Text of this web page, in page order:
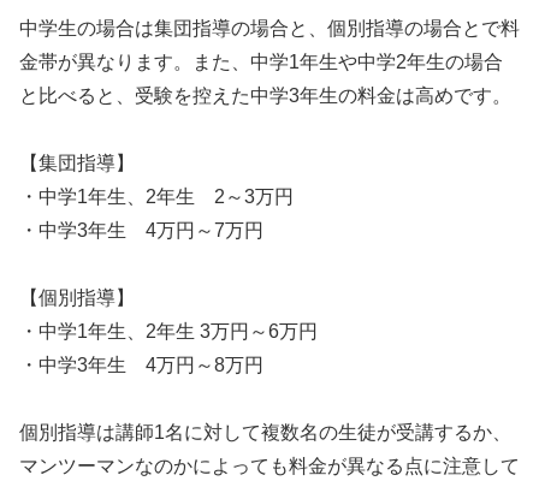
中学生の場合は集団指導の場合と、個別指導の場合とで料
金帯が異なります。また、中学1年生や中学2年生の場合
と比べると、受験を控えた中学3年生の料金は高めです。
【集団指導】
・中学1年生、2年生 2～3万円
・中学3年生 4万円～7万円
【個別指導】
・中学1年生、2年生 3万円～6万円
・中学3年生 4万円～8万円
個別指導は講師1名に対して複数名の生徒が受講するか、
マンツーマンなのかによっても料金が異なる点に注意して